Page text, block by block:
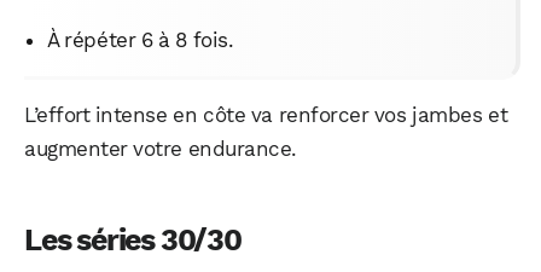
À répéter 6 à 8 fois.
L’effort intense en côte va renforcer vos jambes et
augmenter votre endurance.
Les séries 30/30